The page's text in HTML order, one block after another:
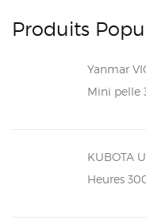
Produits
Yanmar
Mini pelle
KUBOTA
Heures